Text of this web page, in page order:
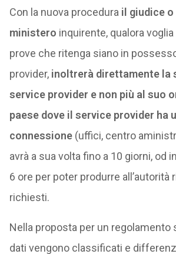
Con la nuova procedura il giudice
ministero inquirente, qualora
prove che ritenga siano in
provider,inoltrerà direttamente la
service provider e non più al suo
paese dove il service provider ha
connessione(uffici, centro
avrà a sua volta fino a 10 giorni, od
6 ore per poter produrre all’autorità
richiesti.
Nella proposta per un regolamento
dati vengono classificati e